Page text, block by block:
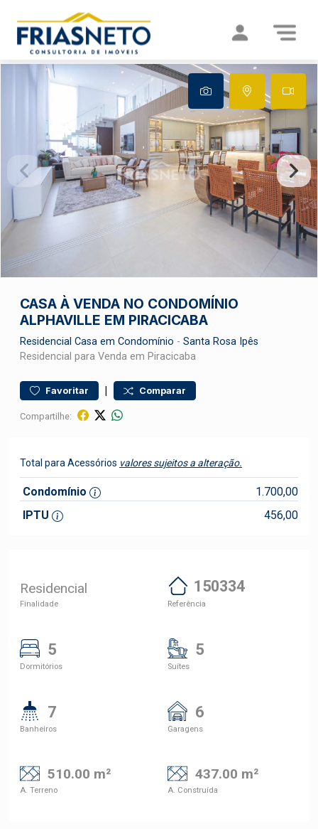
CASA À VENDA NO CONDOMÍNIO
ALPHAVILLE EM PIRACICABA
Residencial Casa em Condomínio - Santa Rosa Ipês
Residencial para Venda em Piracicaba
Favoritar | Comparar
Compartilhe:
Total para Acessórios valores sujeitos a alteração.
Condomínio
1.700,00
IPTU
456,00
Residencial
Finalidade
150334
Referência
5
Dormitórios
5
Suítes
7
Banheiros
6
Garagens
510.00 m²
A. Terreno
437.00 m²
A. Construída